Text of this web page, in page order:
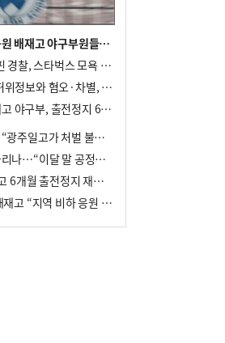
"스타벅스 가야지" 응원 배재고 야구부원들, 학교서 징계 처분
‘탱크데이’ 다시 불지핀 경찰, 스타벅스 모욕 혐의 압수수색
차정인 국교위원장 “허위정보와 혐오·차별, 학교 교실까지 유입"
‘5·18 폄훼 응원’ 배재고 야구부, 출전정지 6개월→1개월 감경
배재고 야구부 불송치 “광주일고가 처벌 불원 의사 표해”
배재고 야구부 징계 풀리나…“이달 말 공정위서 재심의”
‘스벅 구호 파문’ 배재고 6개월 출전정지 재심 신청키로
광주 찾아 고개 숙인 배재고 “지역 비하 응원 잘못”(종합)